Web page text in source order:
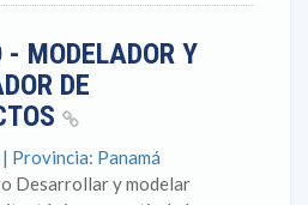
- MODELADOR Y
DE
Provincia: Panamá
Desarrollar y modelar